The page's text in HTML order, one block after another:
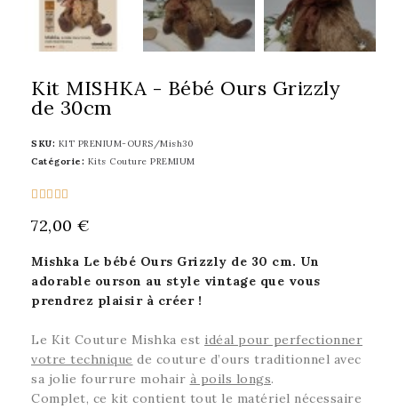
Kit MISHKA - Bébé Ours Grizzly
de 30cm
SKU
KIT PRENIUM-OURS/Mish30
Catégorie
Kits Couture PREMIUM
    
72,00 €
Mishka Le bébé Ours Grizzly de 30 cm. Un
adorable ourson au style vintage que vous
prendrez plaisir à créer !
Le Kit Couture Mishka est idéal pour perfectionner
votre technique de couture d’ours traditionnel avec
sa jolie fourrure mohair à poils longs.
Complet, ce kit contient tout le matériel nécessaire